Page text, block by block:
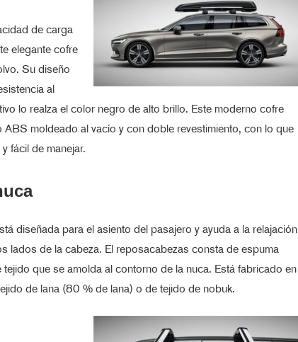
de carga
elegante cofre
Su diseño
al
lo realza el color negro de alto brillo. Este moderno cofre
moldeado al vacío y con doble revestimiento, con lo que
fácil de manejar.
diseñada para el asiento del pasajero y ayuda a la relajación
lados de la cabeza. El reposacabezas consta de espuma
que se amolda al contorno de la nuca. Está fabricado en
de lana (80 % de lana) o de tejido de nobuk.